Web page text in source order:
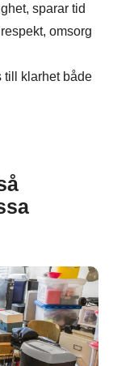
sparar tid
omsorg
till klarhet både